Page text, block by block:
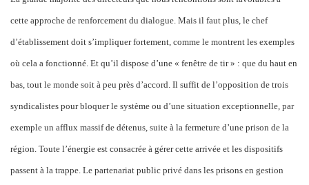
cette approche de renforcement du dialogue. Mais il faut plus, le chef
d’établissement doit s’impliquer fortement, comme le montrent les exemples
où cela a fonctionné. Et qu’il dispose d’une « fenêtre de tir » : que du haut en
bas, tout le monde soit à peu près d’accord. Il suffit de l’opposition de trois
syndicalistes pour bloquer le système ou d’une situation exceptionnelle, par
exemple un afflux massif de détenus, suite à la fermeture d’une prison de la
région. Toute l’énergie est consacrée à gérer cette arrivée et les dispositifs
passent à la trappe. Le partenariat public privé dans les prisons en gestion